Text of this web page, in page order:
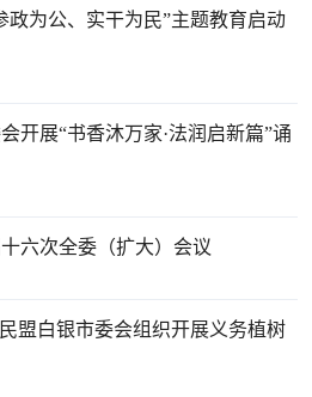
为公、实干为民”主题教育启动
开展“书香沐万家·法润启新篇”诵
六次全委（扩大）会议
白银市委会组织开展义务植树